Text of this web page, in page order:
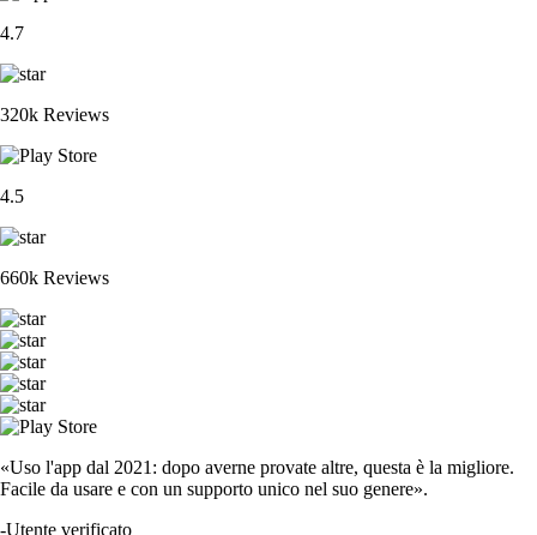
4.7
320k Reviews
4.5
660k Reviews
«Uso l'app dal 2021: dopo averne provate altre, questa è la migliore.
Facile da usare e con un supporto unico nel suo genere».
-Utente verificato